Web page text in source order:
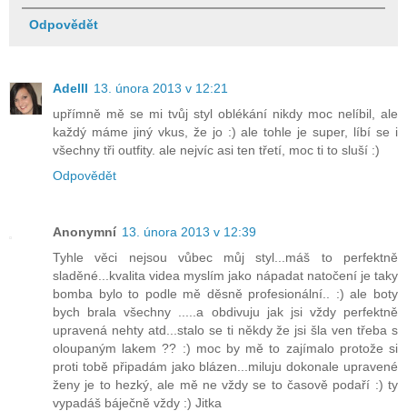
Odpovědět
Adelll 13. února 2013 v 12:21
upřímně mě se mi tvůj styl oblékání nikdy moc nelíbil, ale
každý máme jiný vkus, že jo :) ale tohle je super, líbí se i
všechny tři outfity. ale nejvíc asi ten třetí, moc ti to sluší :)
Odpovědět
Anonymní 13. února 2013 v 12:39
Tyhle věci nejsou vůbec můj styl...máš to perfektně
sladěné...kvalita videa myslím jako nápadat natočení je taky
bomba bylo to podle mě děsně profesionální.. :) ale boty
bych brala všechny .....a obdivuju jak jsi vždy perfektně
upravená nehty atd...stalo se ti někdy že jsi šla ven třeba s
oloupaným lakem ?? :) moc by mě to zajímalo protože si
proti tobě připadám jako blázen...miluju dokonale upravené
ženy je to hezký, ale mě ne vždy se to časově podaří :) ty
vypadáš báječně vždy :) Jitka